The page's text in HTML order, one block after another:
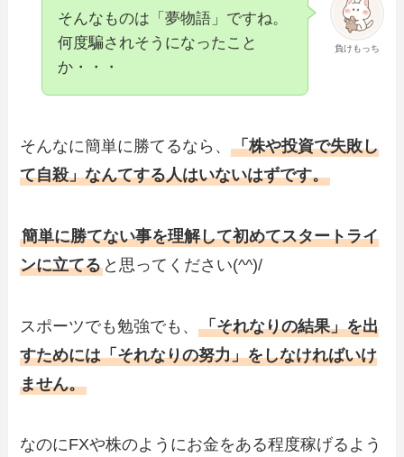
負けもっち
そんなものは「夢物語」ですね。
何度騙されそうになったこと
か・・・
そんなに簡単に勝てるなら、「株や投資で失敗し
て自殺」なんてする人はいないはずです。
簡単に勝てない事を理解して初めてスタートライ
ンに立てる と思ってください(^^)/
スポーツでも勉強でも、「それなりの結果」を出
すためには「それなりの努力」をしなければいけ
ません。
なのにFXや株のようにお金をある程度稼げるよう